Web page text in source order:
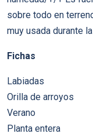
sobre todo en
muy usada durante
Fichas
Labiadas
Orilla de arroyos
Verano
Planta entera